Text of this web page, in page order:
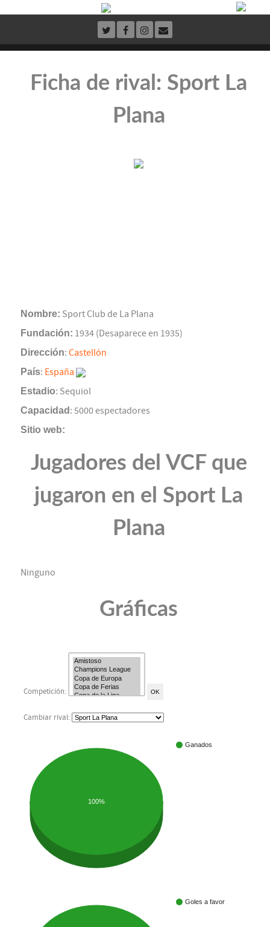
Ficha de rival: Sport La
Plana
Nombre: Sport Club de La Plana
Fundación: 1934 (Desaparece en 1935)
Dirección: Castellón
País: España
Estadio: Sequiol
Capacidad : 5000 espectadores
Sitio web:
Jugadores del VCF que
jugaron en el Sport La
Plana
Ninguno
Gráficas
Competición:
Cambiar rival:
Ganados
100%
Goles a favor